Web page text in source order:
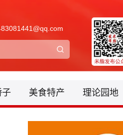
子 美食特产 理论园地